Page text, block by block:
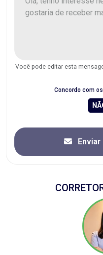
Você pode editar esta
Concordo com os